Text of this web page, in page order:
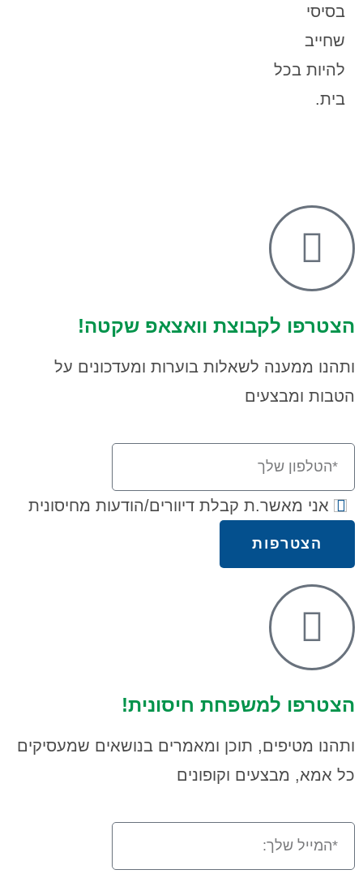
בסיסי
שחייב
להיות בכל
בית.
הצטרפו לקבוצת וואצאפ שקטה!
ותהנו ממענה לשאלות בוערות ומעדכונים על
הטבות ומבצעים
אני מאשר.ת קבלת דיוורים/הודעות מחיסונית
הצטרפות
הצטרפו למשפחת חיסונית!
ותהנו מטיפים, תוכן ומאמרים בנושאים שמעסיקים
כל אמא, מבצעים וקופונים